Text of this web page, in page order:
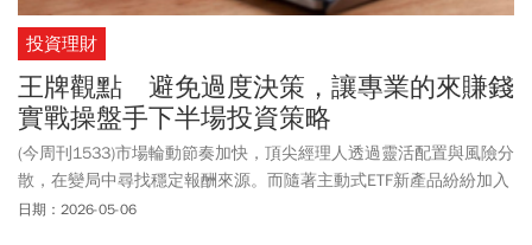
投資理財
王牌觀點 避免過度決策，讓專業的來賺錢
實戰操盤手下半場投資策略
(今周刊1533)市場輪動節奏加快，頂尖經理人透過靈活配置與風險分
散，在變局中尋找穩定報酬來源。而隨著主動式ETF新產品紛紛加入
激戰，關注訴求不同，投資人可依風格選擇適合的投資策略。
日期：2026-05-06